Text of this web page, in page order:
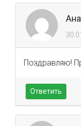
Поздравляю!
Ответить